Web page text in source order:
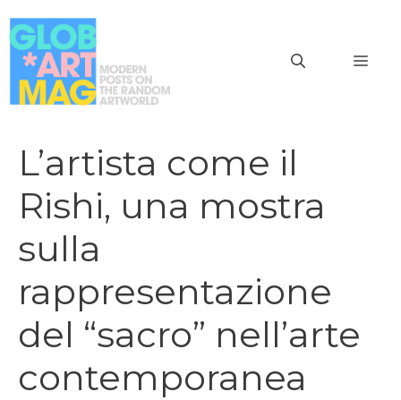
al
contenuto
L’artista come il
Rishi, una mostra
sulla
rappresentazione
del “sacro” nell’arte
contemporanea